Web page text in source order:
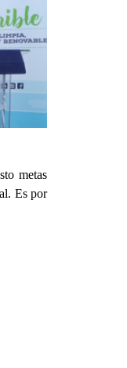
metas
Es por